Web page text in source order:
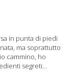
in punta di piedi
ma soprattutto
cammino, ho
segreti...